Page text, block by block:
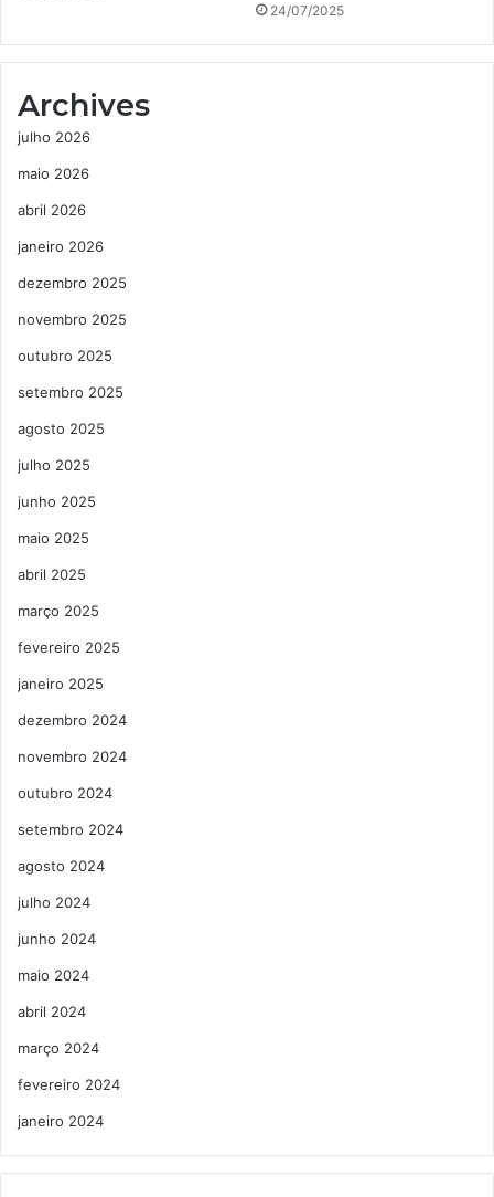
24/07/2025
Archives
julho 2026
maio 2026
abril 2026
janeiro 2026
dezembro 2025
novembro 2025
outubro 2025
setembro 2025
agosto 2025
julho 2025
junho 2025
maio 2025
abril 2025
março 2025
fevereiro 2025
janeiro 2025
dezembro 2024
novembro 2024
outubro 2024
setembro 2024
agosto 2024
julho 2024
junho 2024
maio 2024
abril 2024
março 2024
fevereiro 2024
janeiro 2024